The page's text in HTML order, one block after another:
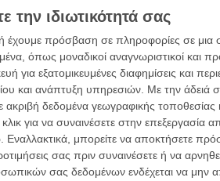
την ιδιωτικότητά σας
ή έχουμε πρόσβαση σε πληροφορίες σε
όπως μοναδικοί αναγνωριστικοί και
εξατομικευμένες διαφημίσεις και
και ανάπτυξη υπηρεσιών. Με την άδειά
δεδομένα γεωγραφικής τοποθεσίας
για να συναινέσετε στην επεξεργασία
μπορείτε να αποκτήσετε
σας πριν συναινέσετε ή να
σας δεδομένων ενδέχεται να μην
μαζί σας
Βιμ
Η
σε